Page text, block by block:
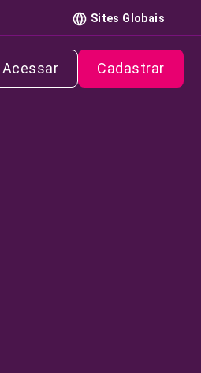
Sites Globais
Acessar Cadastrar